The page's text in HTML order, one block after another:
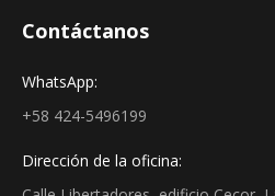
Contáctanos
WhatsApp:
+58 424-5496199
Dirección de la oficina: